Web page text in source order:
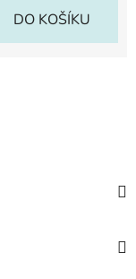
DO KOŠÍKU